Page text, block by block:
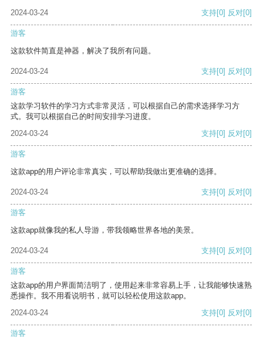
2024-03-24 支持[0] 反对[0]
游客
这款软件简直是神器，解决了我所有问题。
2024-03-24 支持[0] 反对[0]
游客
这款学习软件的学习方式非常灵活，可以根据自己的需求选择学习方
式。我可以根据自己的时间安排学习进度。
2024-03-24
支持[0] 反对[0]
游客
这款app的用户评论非常真实，可以帮助我做出更准确的选择。
2024-03-24 支持[0] 反对[0]
游客
这款app就像我的私人导游，带我领略世界各地的美景。
2024-03-24 支持[0] 反对[0]
游客
这款app的用户界面简洁明了，使用起来非常容易上手，让我能够快速熟
悉操作。我不用看说明书，就可以轻松使用这款app。
2024-03-24
支持[0] 反对[0]
游客